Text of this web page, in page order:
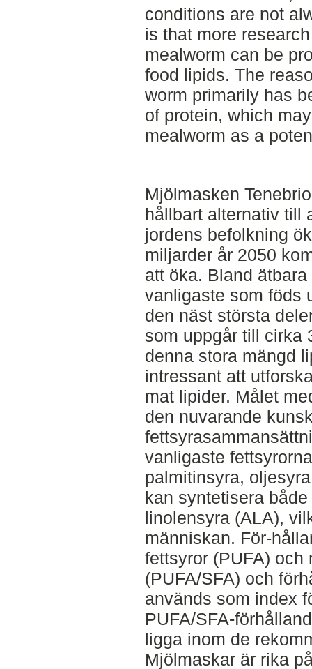
conditions are not
is that more
mealworm can be
food lipids. The
worm primarily has
of protein, which
mealworm as a
Mjölmasken
hållbart alternativ till
jordens befolkning
miljarder år 2050
att öka. Bland
vanligaste som föds
den näst största
som uppgår till cirka
denna stora mängd
intressant att
mat lipider. Målet
den nuvarande
vanligaste
palmitinsyra,
kan syntetisera
linolensyra (ALA),
människan. För-
fettsyror (PUFA) och
(PUFA/SFA) och
används som index
PUFA/SFA-
ligga inom de
Mjölmaskar är rika